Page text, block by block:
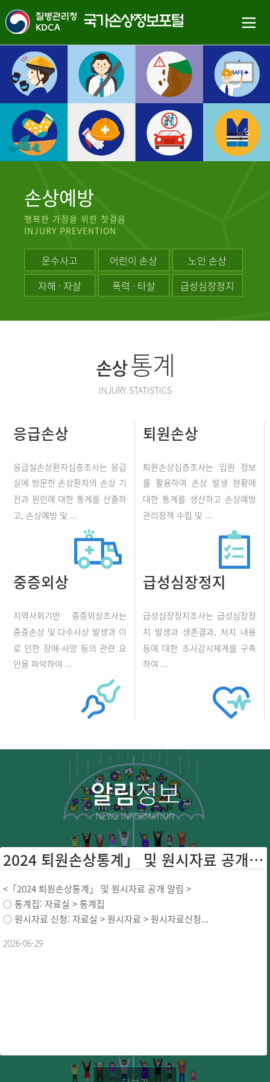
손상예방
행복한 가정을 위한 첫걸음
INJURY PREVENTION
운수사고 어린이 손상
노인 손상
자해 · 자살
폭력 · 타살 급성심장정지
손상통계
INJURY STATISTICS
응급손상
응급실손상환자심층조사는 응급
실에 방문한 손상환자의 손상 기
전과 원인에 대한 통계를 산출하
고, 손상예방 및 ...
퇴원손상
퇴원손상심층조사는 입원 정보
를 활용하여 손상 발생 현황에
대한 통계를 생산하고 손상예방
관리정책 수립 및 ...
중증외상
지역사회기반 중증외상조사는
중증손상 및 다수사상 발생과 이
로 인한 장애·사망 등의 관련 요
인을 파악하여 ...
급성심장정지
급성심장정지조사는 급성심장정
지 발생과 생존결과, 처치 내용
등에 대한 조사감시체계를 구축
하여 ...
알림정보
NEWS INFORMATION
2024 퇴원손상통계」 및 원시자료 공개 ...
<「2024 퇴원손상통계」 및 원시자료 공개 알림 >
○ 통계집: 자료실 > 통계집
○ 원시자료 신청: 자료실 > 원시자료 > 원시자료신청...
2026-06-29